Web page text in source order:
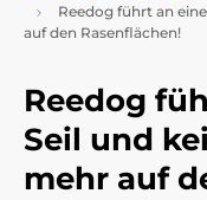
Reedog führt an
auf den Rasenflächen!
Reedog
Seil und
mehr auf